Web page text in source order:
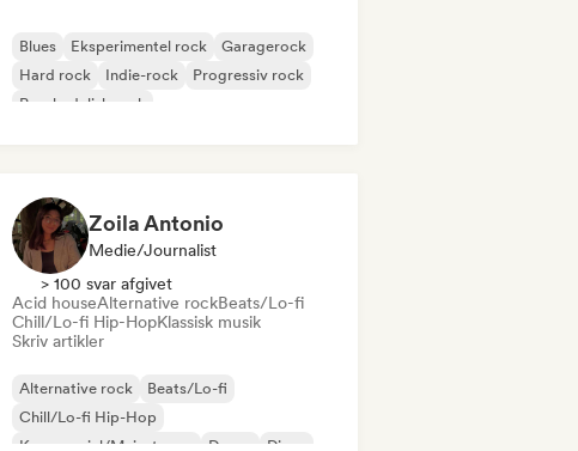
Blues Eksperimentel rock
Garagerock
Hard rock
Indie-rock
Progressiv rock
Psychedelisk rock
Zoila Antonio
Medie/journalist
> 100 svar afgivet
Acid houseAlternative rockBeats/Lo-fi
Chill/Lo-fi Hip-HopKlassisk musik
Skriv artikler
Alternative rock
Beats/Lo-fi
Chill/Lo-fi Hip-Hop
Kommerciel/Mainstream
Dance Disco